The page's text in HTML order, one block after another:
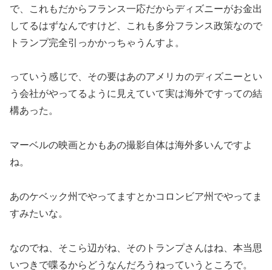
で、これもだからフランス一応だからディズニーがお金出
してるはずなんですけど、これも多分フランス政策なので
トランプ完全引っかかっちゃうんすよ。
っていう感じで、その要はあのアメリカのディズニーとい
う会社がやってるように見えていて実は海外ですっての結
構あった。
マーベルの映画とかもあの撮影自体は海外多いんですよ
ね。
あのケベック州でやってますとかコロンビア州でやってま
すみたいな。
なのでね、そこら辺がね、そのトランプさんはね、本当思
いつきで喋るからどうなんだろうねっていうところで。